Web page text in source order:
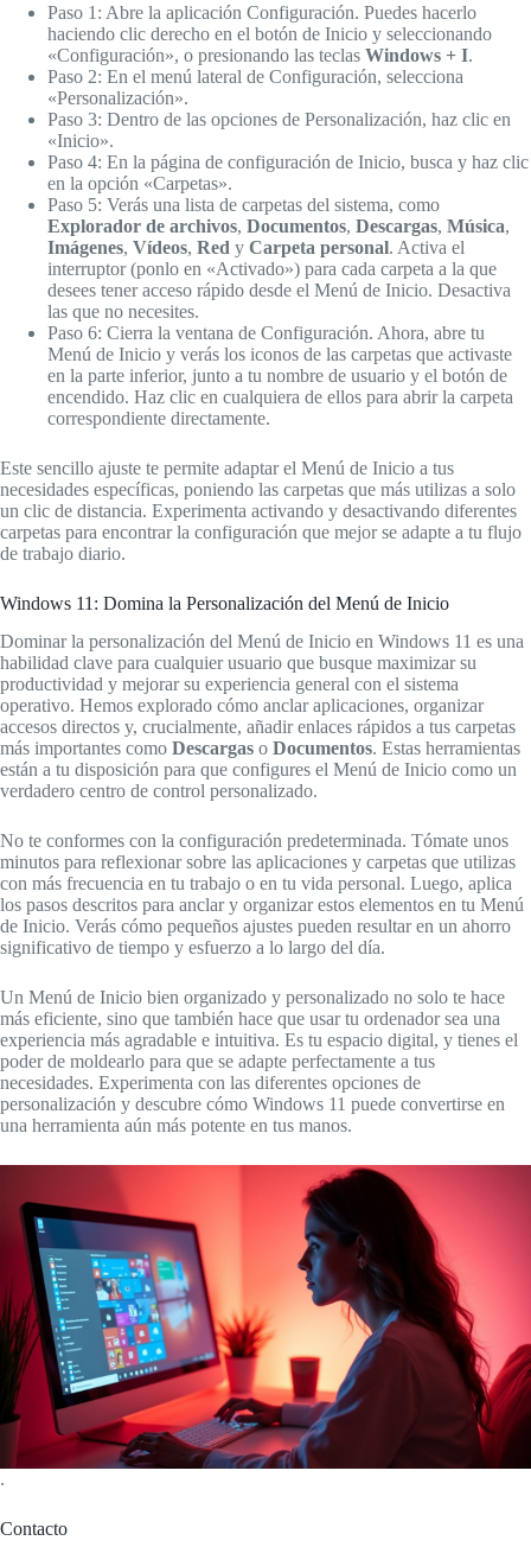
Paso 1: Abre la aplicación Configuración. Puedes hacerlo
haciendo clic derecho en el botón de Inicio y seleccionando
«Configuración», o presionando las teclas Windows + I.
Paso 2: En el menú lateral de Configuración, selecciona
«Personalización».
Paso 3: Dentro de las opciones de Personalización, haz clic en
«Inicio».
Paso 4: En la página de configuración de Inicio, busca y haz clic
en la opción «Carpetas».
Paso 5: Verás una lista de carpetas del sistema, como
Explorador de archivos, Documentos, Descargas, Música,
Imágenes, Vídeos, Red y Carpeta personal. Activa el
interruptor (ponlo en «Activado») para cada carpeta a la que
desees tener acceso rápido desde el Menú de Inicio. Desactiva
las que no necesites.
Paso 6: Cierra la ventana de Configuración. Ahora, abre tu
Menú de Inicio y verás los iconos de las carpetas que activaste
en la parte inferior, junto a tu nombre de usuario y el botón de
encendido. Haz clic en cualquiera de ellos para abrir la carpeta
correspondiente directamente.
Este sencillo ajuste te permite adaptar el Menú de Inicio a tus
necesidades específicas, poniendo las carpetas que más utilizas a solo
un clic de distancia. Experimenta activando y desactivando diferentes
carpetas para encontrar la configuración que mejor se adapte a tu flujo
de trabajo diario.
Windows 11: Domina la Personalización del Menú de Inicio
Dominar la personalización del Menú de Inicio en Windows 11 es una
habilidad clave para cualquier usuario que busque maximizar su
productividad y mejorar su experiencia general con el sistema
operativo. Hemos explorado cómo anclar aplicaciones, organizar
accesos directos y, crucialmente, añadir enlaces rápidos a tus carpetas
más importantes como Descargas o Documentos. Estas herramientas
están a tu disposición para que configures el Menú de Inicio como un
verdadero centro de control personalizado.
No te conformes con la configuración predeterminada. Tómate unos
minutos para reflexionar sobre las aplicaciones y carpetas que utilizas
con más frecuencia en tu trabajo o en tu vida personal. Luego, aplica
los pasos descritos para anclar y organizar estos elementos en tu Menú
de Inicio. Verás cómo pequeños ajustes pueden resultar en un ahorro
significativo de tiempo y esfuerzo a lo largo del día.
Un Menú de Inicio bien organizado y personalizado no solo te hace
más eficiente, sino que también hace que usar tu ordenador sea una
experiencia más agradable e intuitiva. Es tu espacio digital, y tienes el
poder de moldearlo para que se adapte perfectamente a tus
necesidades. Experimenta con las diferentes opciones de
personalización y descubre cómo Windows 11 puede convertirse en
una herramienta aún más potente en tus manos.
.
Contacto